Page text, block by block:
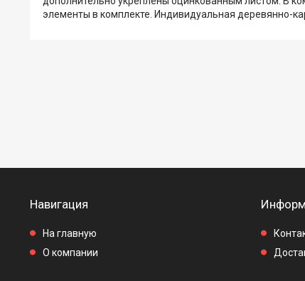
элементы в комплекте. Индивидуальная деревянно-
Навигация
На главную
О компании